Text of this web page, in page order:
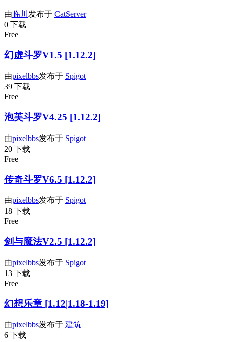
由临川 发布于 CatServer
0 下载
Free
幻虚斗罗V1.5 [1.12.2]
由pixelbbs发布于 Spigot
39 下载
Free
泡芙斗罗V4.25 [1.12.2]
由pixelbbs发布于 Spigot
20 下载
Free
传奇斗罗V6.5 [1.12.2]
由pixelbbs发布于 Spigot
18 下载
Free
剑与魔法V2.5 [1.12.2]
由pixelbbs发布于 Spigot
13 下载
Free
幻想乐章 [1.12|1.18-1.19]
由pixelbbs发布于 建筑
6 下载